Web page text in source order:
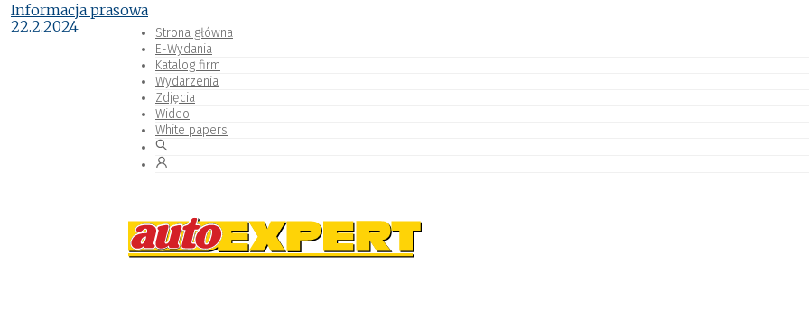
Strona główna
E-Wydania
Katalog firm
Wydarzenia
Zdjęcia
Wideo
White papers
Informacja prasowa
22.2.2024